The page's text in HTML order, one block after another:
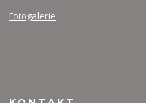
Fotogalerie